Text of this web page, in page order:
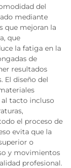
del
mediante
que mejoran la
que
la fatiga en la
de
resultados
El diseño del
tacto incluso
el proceso de
evita que la
o
y movimientos
profesional.